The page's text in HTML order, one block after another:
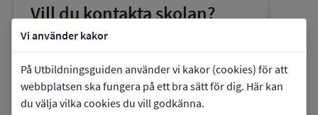
Vi använder kakor
På Utbildningsguiden använder vi kakor (cookies) för att
webbplatsen ska fungera på ett bra sätt för dig. Här kan
du välja vilka cookies du vill godkänna.
Vill du kontakta skolan?
phoneTelefon:0733-381545
E-post: adm.alleskolan.grf@malmo.se
link Webbplats:Alléskolan